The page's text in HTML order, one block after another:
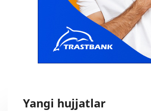
Yangi hujjatlar